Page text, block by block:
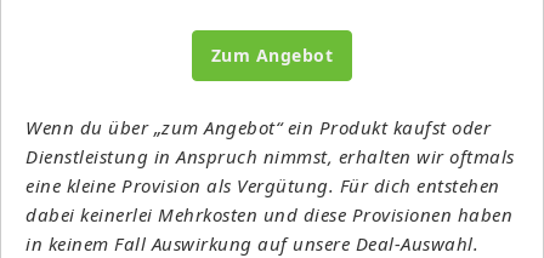
Zum Angebot
Wenn du über „zum Angebot“ ein Produkt kaufst oder
Dienstleistung in Anspruch nimmst, erhalten wir oftmals
eine kleine Provision als Vergütung. Für dich entstehen
dabei keinerlei Mehrkosten und diese Provisionen haben
in keinem Fall Auswirkung auf unsere Deal-Auswahl.